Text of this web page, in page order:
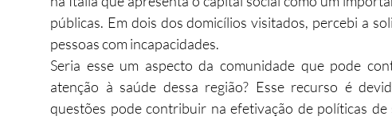
públicas. Em dois dos domicílios visitados, percebi a
pessoas com incapacidades.
Seria esse um aspecto da comunidade que pode
atenção à saúde dessa região? Esse recurso é
questões pode contribuir na efetivação de políticas